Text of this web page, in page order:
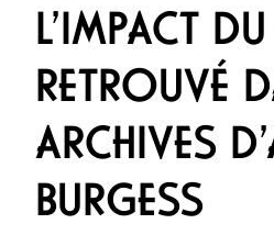
L’IMPACT
RETROUVÉ
ARCHIVES
BURGESS